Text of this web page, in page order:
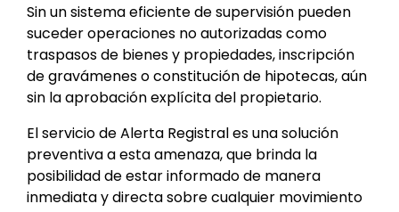
Sin un sistema eficiente de supervisión pueden
suceder operaciones no autorizadas como
traspasos de bienes y propiedades, inscripción
de gravámenes o constitución de hipotecas, aún
sin la aprobación explícita del propietario.
El servicio de Alerta Registral es una solución
preventiva a esta amenaza, que brinda la
posibilidad de estar informado de manera
inmediata y directa sobre cualquier movimiento